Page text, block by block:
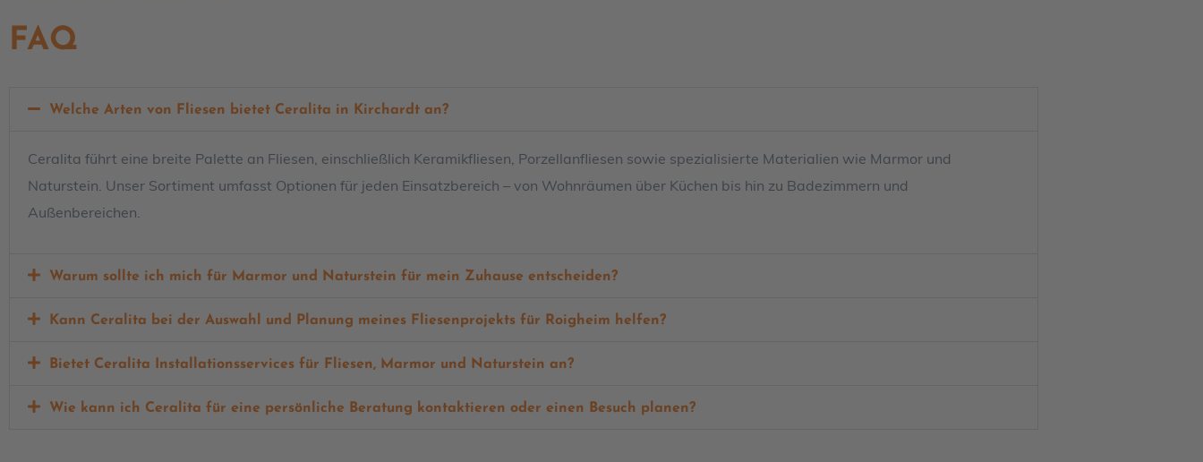
FAQ
Welche Arten von Fliesen bietet Ceralita in Kirchardt an?
Ceralita führt eine breite Palette an Fliesen, einschließlich Keramikfliesen, Porzellanfliesen sowie spezialisierte Materialien wie Marmor und
Naturstein. Unser Sortiment umfasst Optionen für jeden Einsatzbereich – von Wohnräumen über Küchen bis hin zu Badezimmern und
Außenbereichen.
Warum sollte ich mich für Marmor und Naturstein für mein Zuhause entscheiden?
Kann Ceralita bei der Auswahl und Planung meines Fliesenprojekts für Roigheim helfen?
Bietet Ceralita Installationsservices für Fliesen, Marmor und Naturstein an?
Wie kann ich Ceralita für eine persönliche Beratung kontaktieren oder einen Besuch planen?